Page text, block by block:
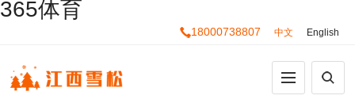
365体育
18000738807 中文 English